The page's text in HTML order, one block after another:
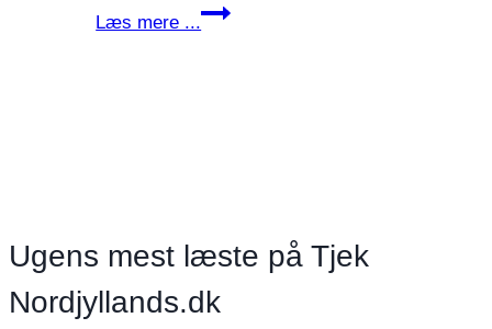
Læs mere ...
Stefan
–
grænsende
til
Ugens mest læste på Tjek
Nordjyllands.dk